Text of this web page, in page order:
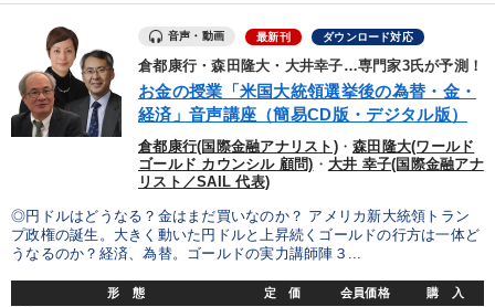
音声・動画 最新刊 ダウンロード対応
倉都康行・森田隆大・大井幸子…専門家3氏が予測！
お金の授業「米国大統領選挙後の為替・金・
経済」音声講座（簡易CD版・デジタル版）
倉都康行(国際金融アナリスト)・森田隆大(ワールド
ゴールド カウンシル 顧問) ・ 大井 幸子(国際金融アナ
リスト／SAIL 代表)
◎円ドルはどうなる？金はまだ買いなのか？ アメリカ新大統領トラン
プ政権の誕生。大きく動いた円ドルと上昇続くゴールドの行方は一体ど
うなるのか？経済、為替。ゴールドの実力講師陣３...
形 態 定 価 会員価格 購 入